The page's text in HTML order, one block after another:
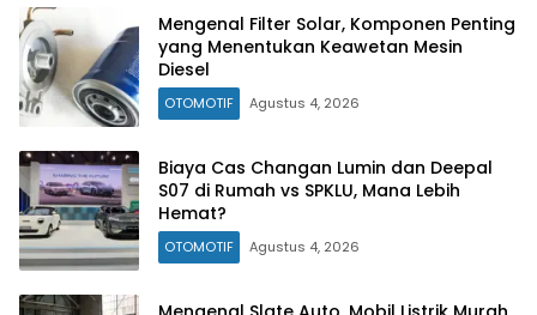
Mengenal Filter Solar, Komponen Penting
yang Menentukan Keawetan Mesin
Diesel
OTOMOTIF Agustus 4, 2026
Biaya Cas Changan Lumin dan Deepal
S07 di Rumah vs SPKLU, Mana Lebih
Hemat?
OTOMOTIF Agustus 4, 2026